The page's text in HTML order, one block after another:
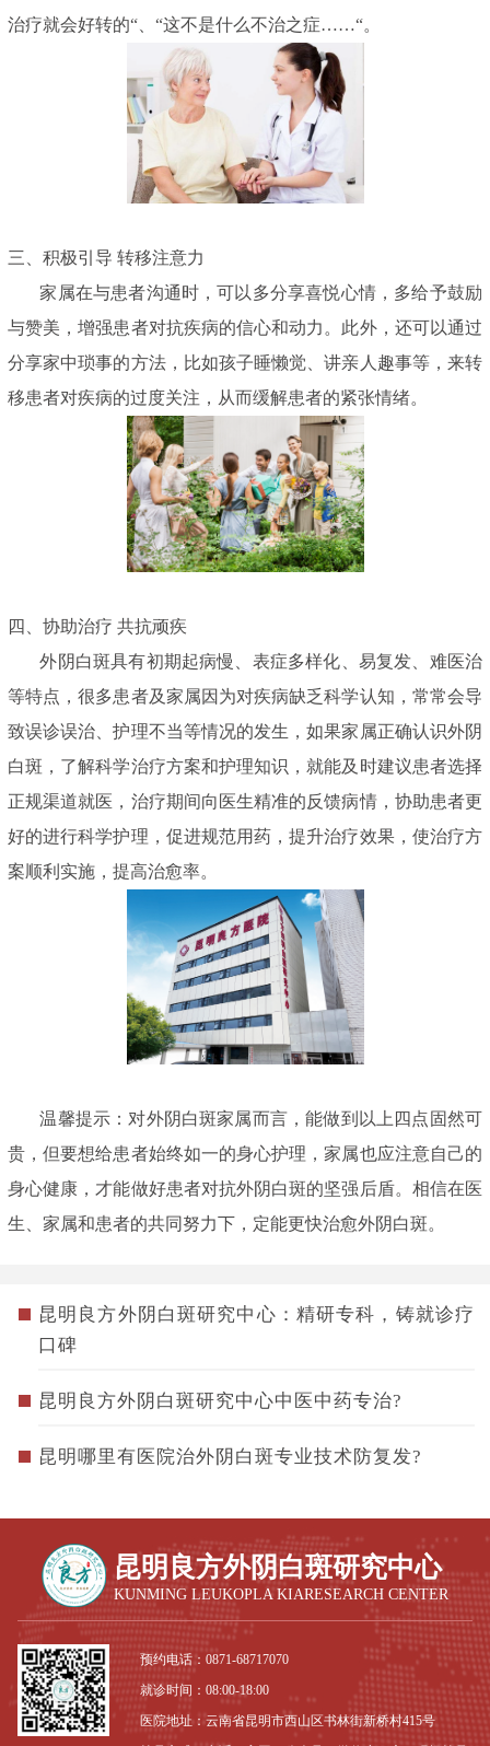
治疗就会好转的“、“这不是什么不治之症……“。
三、积极引导 转移注意力
家属在与患者沟通时，可以多分享喜悦心情，多给予鼓励
与赞美，增强患者对抗疾病的信心和动力。此外，还可以通过
分享家中琐事的方法，比如孩子睡懒觉、讲亲人趣事等，来转
移患者对疾病的过度关注，从而缓解患者的紧张情绪。
四、协助治疗 共抗顽疾
外阴白斑具有初期起病慢、表症多样化、易复发、难医治
等特点，很多患者及家属因为对疾病缺乏科学认知，常常会导
致误诊误治、护理不当等情况的发生，如果家属正确认识外阴
白斑，了解科学治疗方案和护理知识，就能及时建议患者选择
正规渠道就医，治疗期间向医生精准的反馈病情，协助患者更
好的进行科学护理，促进规范用药，提升治疗效果，使治疗方
案顺利实施，提高治愈率。
温馨提示：对外阴白斑家属而言，能做到以上四点固然可
贵，但要想给患者始终如一的身心护理，家属也应注意自己的
身心健康，才能做好患者对抗外阴白斑的坚强后盾。相信在医
生、家属和患者的共同努力下，定能更快治愈外阴白斑。
昆明良方外阴白斑研究中心：精研专科，铸就诊疗
口碑
昆明良方外阴白斑研究中心中医中药专治?
昆明哪里有医院治外阴白斑专业技术防复发?
昆明良方外阴白斑研究中心
KUNMING LEUKOPLA KIARESEARCH CENTER
预约电话：0871-68717070
就诊时间：08:00-18:00
医院地址：云南省昆明市西山区书林街新桥村415号